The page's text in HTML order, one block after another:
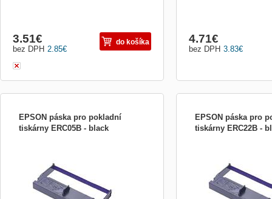
2.85€
bez DPH
3.51€ do košíka
3.83€
bez DPH
4.71€
EPSON páska pro pokladní
tiskárny ERC05B - black
sales&quot;), tedy prodejní místa, kde
dochází k realizaci obchodních transakcí.
Typicky maloobchod, restaurace, hotely,
lékárny, služby a další. Prodejní místo
bývá většinou vybaveno následo...
EPSON páska pro
tiskárny ERC22B -
of sales&quot;), tedy
dochází k realizaci
Typicky maloobchod,
lékárny, služby a další.
bývá většinou vybaveno